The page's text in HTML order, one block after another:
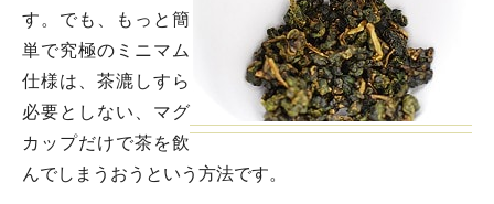
す。でも、もっと簡
単で究極のミニマム
仕様は、茶漉しすら
必要としない、マグ
カップだけで茶を飲
んでしまうおうという方法です。